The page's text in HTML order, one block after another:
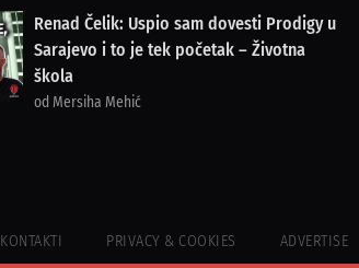
Renad Čelik: Uspio sam dovesti Prodigy u
Sarajevo i to je tek početak – Životna
škola
od Mersiha Mehić
KONTAKTI PRIVACY & COOKIES ADVERTISE